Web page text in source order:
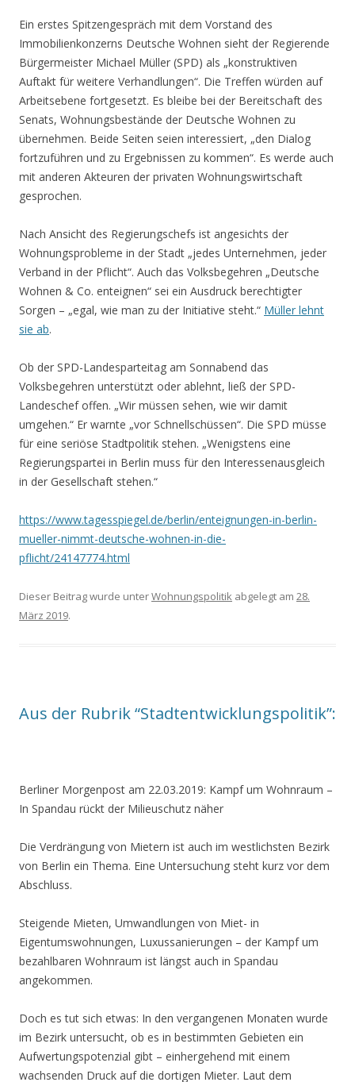
Ein erstes Spitzengespräch mit dem Vorstand des
Immobilienkonzerns Deutsche Wohnen sieht der Regierende
Bürgermeister Michael Müller (SPD) als „konstruktiven
Auftakt für weitere Verhandlungen“. Die Treffen würden auf
Arbeitsebene fortgesetzt. Es bleibe bei der Bereitschaft des
Senats, Wohnungsbestände der Deutsche Wohnen zu
übernehmen. Beide Seiten seien interessiert, „den Dialog
fortzuführen und zu Ergebnissen zu kommen“. Es werde auch
mit anderen Akteuren der privaten Wohnungswirtschaft
gesprochen.
Nach Ansicht des Regierungschefs ist angesichts der
Wohnungsprobleme in der Stadt „jedes Unternehmen, jeder
Verband in der Pflicht“. Auch das Volksbegehren „Deutsche
Wohnen & Co. enteignen“ sei ein Ausdruck berechtigter
Sorgen – „egal, wie man zu der Initiative steht.“ Müller lehnt
sie ab.
Ob der SPD-Landesparteitag am Sonnabend das
Volksbegehren unterstützt oder ablehnt, ließ der SPD-
Landeschef offen. „Wir müssen sehen, wie wir damit
umgehen.“ Er warnte „vor Schnellschüssen“. Die SPD müsse
für eine seriöse Stadtpolitik stehen. „Wenigstens eine
Regierungspartei in Berlin muss für den Interessenausgleich
in der Gesellschaft stehen.“
https://www.tagesspiegel.de/berlin/enteignungen-in-berlin-
mueller-nimmt-deutsche-wohnen-in-die-
pflicht/24147774.html
Dieser Beitrag wurde unterWohnungspolitik abgelegt am 28.
März 2019.
Aus der Rubrik “Stadtentwicklungspolitik”:
Berliner Morgenpost am 22.03.2019: Kampf um Wohnraum –
In Spandau rückt der Milieuschutz näher
Die Verdrängung von Mietern ist auch im westlichsten Bezirk
von Berlin ein Thema. Eine Untersuchung steht kurz vor dem
Abschluss.
Steigende Mieten, Umwandlungen von Miet- in
Eigentumswohnungen, Luxussanierungen – der Kampf um
bezahlbaren Wohnraum ist längst auch in Spandau
angekommen.
Doch es tut sich etwas: In den vergangenen Monaten wurde
im Bezirk untersucht, ob es in bestimmten Gebieten ein
Aufwertungspotenzial gibt – einhergehend mit einem
wachsenden Druck auf die dortigen Mieter. Laut dem